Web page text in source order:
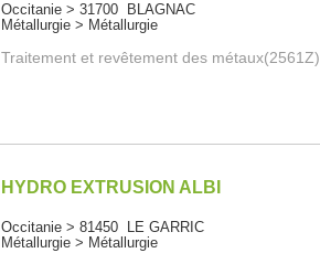
Occitanie > 31700 BLAGNAC
Métallurgie > Métallurgie
Traitement et revêtement des métaux(2561Z)
HYDRO EXTRUSION ALBI
Occitanie > 81450 LE GARRIC
Métallurgie > Métallurgie